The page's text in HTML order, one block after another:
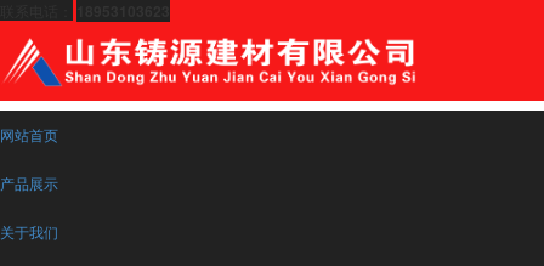
网站首页
产品展示
关于我们